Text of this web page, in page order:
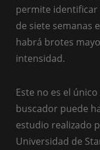
permite
de siete semanas
habrá brotes
intensidad.
Este no es el
buscador puede
estudio realizado
Universidad de